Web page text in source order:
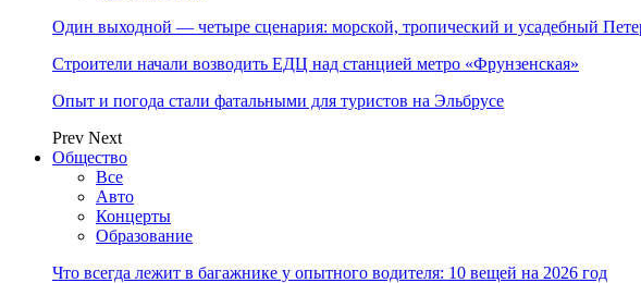
Один выходной — четыре сценария: морской, тропический и усадебный
Строители начали возводить ЕДЦ над станцией метро «Фрунзенская»
Опыт и погода стали фатальными для туристов на Эльбрусе
Prev Next
Общество
Все
Авто
Концерты
Образование
Что всегда лежит в багажнике у опытного водителя: 10 вещей на 2026 год